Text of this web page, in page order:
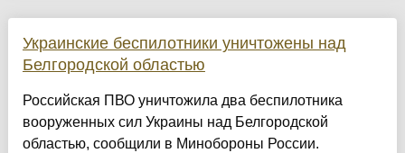
Украинские беспилотники уничтожены над
Белгородской областью
Российская ПВО уничтожила два беспилотника
вооруженных сил Украины над Белгородской
областью, сообщили в Минобороны России.